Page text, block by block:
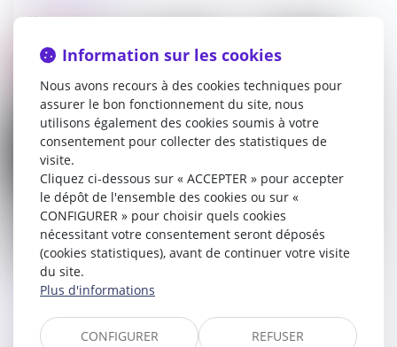
12/06/2026
Abandon manifeste d’une parcelle : la
procédure d’expropriation simplifiée
validée par le Conseil constitutionnel
Droit publicInformation sur les cookies
Nous avons recours à des cookies techniques pour
assurer le bon fonctionnement du site, nous
utilisons également des cookies soumis à votre
consentement pour collecter des statistiques de
visite.
Cliquez ci-dessous sur « ACCEPTER » pour accepter
le dépôt de l'ensemble des cookies ou sur «
CONFIGURER » pour choisir quels cookies
nécessitant votre consentement seront déposés
(cookies statistiques), avant de continuer votre visite
du site.
Plus d'informations
CONFIGURER REFUSER